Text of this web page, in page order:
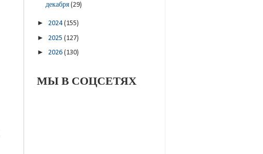
декабря(29)
► 2024(155)
► 2025 (127)
► 2026 (130)
МЫ В СОЦСЕТЯХ